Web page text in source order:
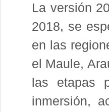
La versión
2018, se
en las
el Maule,
las etapas
inmersión,